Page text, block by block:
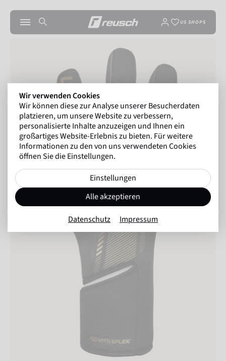
US SHOPS
Wir verwenden Cookies
Wir können diese zur Analyse unserer Besucherdaten
platzieren, um unsere Website zu verbessern,
personalisierte Inhalte anzuzeigen und Ihnen ein
großartiges Website-Erlebnis zu bieten. Für weitere
Informationen zu den von uns verwendeten Cookies
öffnen Sie die Einstellungen.
Einstellungen
Alle akzeptieren
Datenschutz Impressum